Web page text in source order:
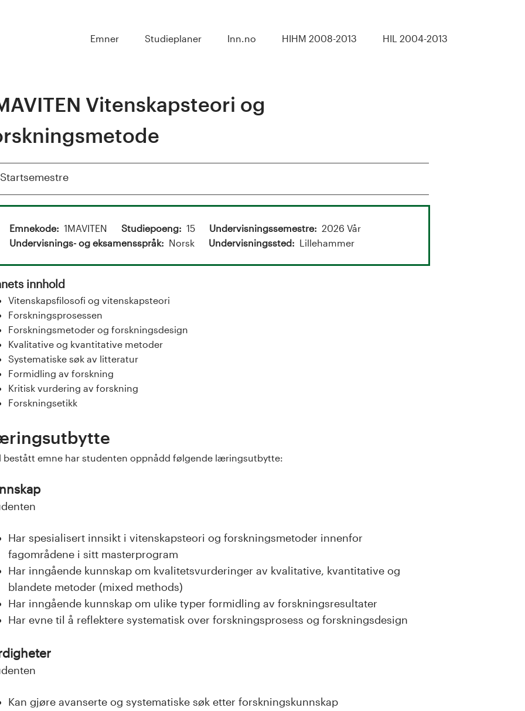
Emner Studieplaner Inn.no HIHM 2008-2013 HIL 2004-2013
Vitenskapsteori og
Vis
Startsemestre
Emnekode 1MAVITEN Studiepoeng 15 Undervisningssemestre
2026 Vår
Undervisnings- og eksamensspråk
Norsk Undervisningssted Lillehammer
innhold
Vitenskapsfilosofi og vitenskapsteori
Forskningsprosessen
Forskningsmetoder og forskningsdesign
Kvalitative og kvantitative metoder
Systematiske søk av litteratur
Formidling av forskning
Kritisk vurdering av forskning
Forskningsetikk
bestått emne har studenten oppnådd følgende læringsutbytte:
Har spesialisert innsikt i vitenskapsteori og forskningsmetoder innenfor
fagområdene i sitt masterprogram
Har inngående kunnskap om kvalitetsvurderinger av kvalitative, kvantitative og
blandete metoder (mixed methods)
Har inngående kunnskap om ulike typer formidling av forskningsresultater
Har evne til å reflektere systematisk over forskningsprosess og forskningsdesign
Kan gjøre avanserte og systematiske søk etter forskningskunnskap